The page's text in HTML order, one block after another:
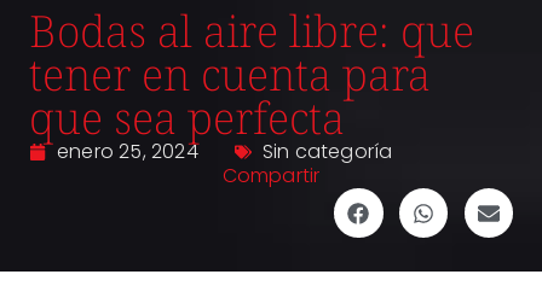
Bodas al aire libre: que
tener en cuenta para
que sea perfecta
enero 25, 2024
Sin categoría
Compartir